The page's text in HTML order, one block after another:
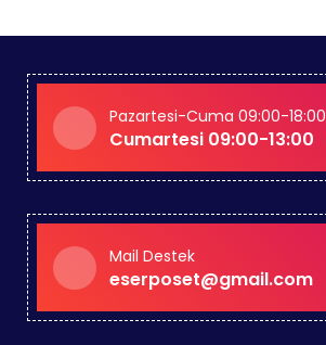
Pazartesi-Cuma 09:00-18:00
Cumartesi 09:00-13:00
Mail Destek
eserposet@gmail.com